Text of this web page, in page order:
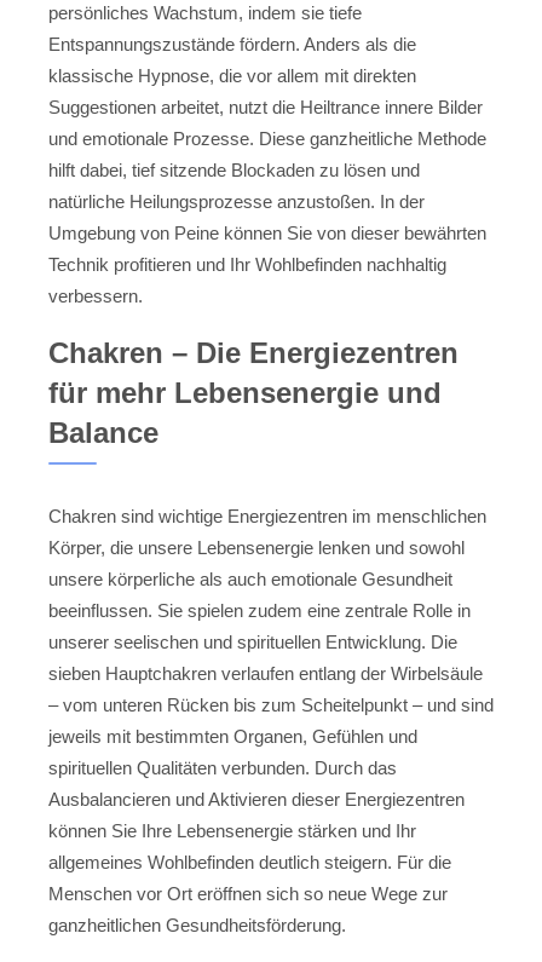
persönliches Wachstum, indem sie tiefe
Entspannungszustände fördern. Anders als die
klassische Hypnose, die vor allem mit direkten
Suggestionen arbeitet, nutzt die Heiltrance innere Bilder
und emotionale Prozesse. Diese ganzheitliche Methode
hilft dabei, tief sitzende Blockaden zu lösen und
natürliche Heilungsprozesse anzustoßen. In der
Umgebung von Peine können Sie von dieser bewährten
Technik profitieren und Ihr Wohlbefinden nachhaltig
verbessern.
Chakren – Die Energiezentren
für mehr Lebensenergie und
Balance
Chakren sind wichtige Energiezentren im menschlichen
Körper, die unsere Lebensenergie lenken und sowohl
unsere körperliche als auch emotionale Gesundheit
beeinflussen. Sie spielen zudem eine zentrale Rolle in
unserer seelischen und spirituellen Entwicklung. Die
sieben Hauptchakren verlaufen entlang der Wirbelsäule
– vom unteren Rücken bis zum Scheitelpunkt – und sind
jeweils mit bestimmten Organen, Gefühlen und
spirituellen Qualitäten verbunden. Durch das
Ausbalancieren und Aktivieren dieser Energiezentren
können Sie Ihre Lebensenergie stärken und Ihr
allgemeines Wohlbefinden deutlich steigern. Für die
Menschen vor Ort eröffnen sich so neue Wege zur
ganzheitlichen Gesundheitsförderung.